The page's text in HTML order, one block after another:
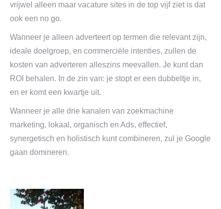
vrijwel alleen maar vacature sites in de top vijf ziet is dat
ook een no go.
Wanneer je alleen adverteert op termen die relevant zijn,
ideale doelgroep, en commerciële intenties, zullen de
kosten van adverteren alleszins meevallen. Je kunt dan
ROI behalen. In de zin van: je stopt er een dubbeltje in,
en er komt een kwartje uit.
Wanneer je alle drie kanalen van zoekmachine
marketing, lokaal, organisch en Ads, effectief,
synergetisch en holistisch kunt combineren, zul je Google
gaan domineren.